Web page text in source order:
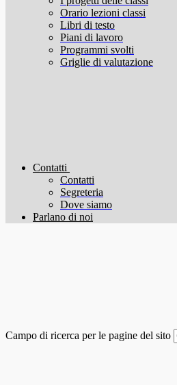
Orario lezioni classi
Libri di testo
Piani di lavoro
Programmi svolti
Griglie di valutazione
Contatti
Contatti
Segreteria
Dove siamo
Parlano di noi
Campo di ricerca per le pagine del sito